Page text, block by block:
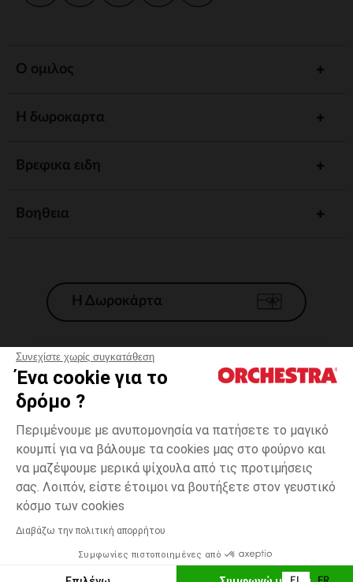
Συνεχίστε χωρίς συγκατάθεση
Ένα cookie για το
δρόμο ?
Περιμένουμε με ανυπομονησία να πατήσετε το μαγικό
κουμπί για να βάλουμε τα cookies μας στο φούρνο και
να μαζέψουμε μερικά ψίχουλα από τις προτιμήσεις
σας. Λοιπόν, είστε έτοιμοι να βουτήξετε στον γευστικό
κόσμο των cookies
Διαβάζω την πολιτική απορρήτου
Συμφωνίες πιστοποιημένες από
Λευκό
15-
Δυνατότητα πληρωμής με
ΠΡΟΣΘΉΚΗ ΣΤΟ ΚΑΛΆΘΙ
Ο ομιλος
Η δωροκαρτα
Βρεφικα ειδη
Βοηθεια
Η Δωροκάρτα
Γενικοί 'Οροι Πώλησης
*Εμπορικες προσφορες
Προσωπικά δεδομένα
Διαχείρηση των cookies
Προσβασιμότητα: μη συμμορφούμενη
H Orchestra συμμετέχει στον κωδικά δεοντολογίας και στο σύστημα
μεσολάβησης της Γαλλικής Ομοσπονδίας Ηλεκτρονικού Εμπορίου.